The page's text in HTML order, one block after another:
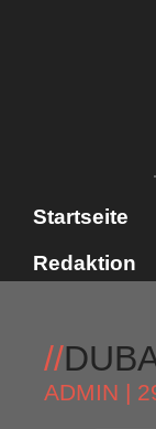
Startseite
Redaktion
//
ADMIN |